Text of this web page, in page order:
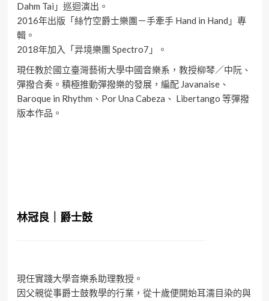
Dahm Tai」巡迴演出。
2016年出版「絲竹空爵士樂團－手牽手 Hand in Hand」專
輯。
2018年加入「异境樂團 Spectro7」。
現任教於國立臺灣藝術大學中國音樂系，教授柳琴／中阮、
彈撥合奏。積極推動彈撥樂的發展，編配 Javanaise、
Baroque in Rhythm、Por Una Cabeza、 Libertango 等彈撥
版本作品。
林冠良｜爵士鼓
現任實踐大學音樂系助理教授。
因父親從事爵士鼓教學的行業，從十歲便開始耳濡目染的與